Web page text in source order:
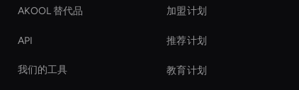
AKOOL 替代品
API
我们的工具
加盟计划
推荐计划
教育计划